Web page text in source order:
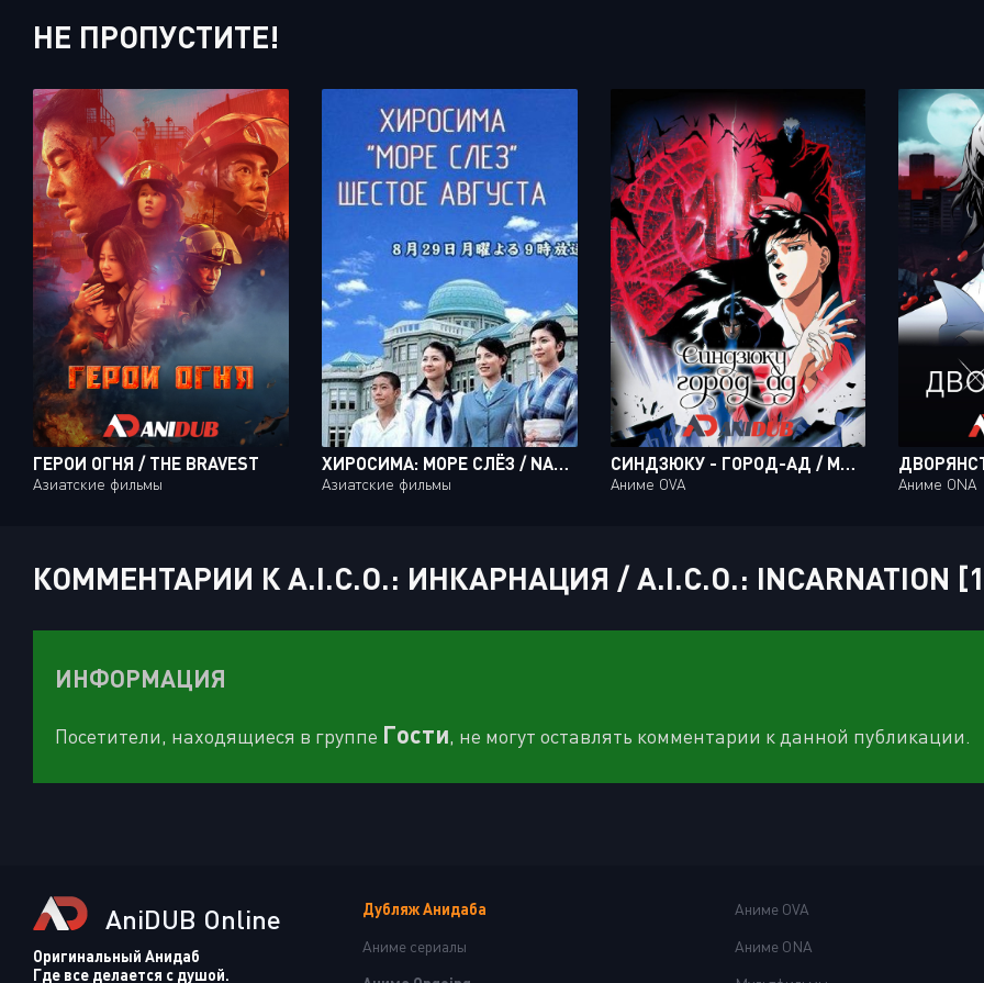
НЕ ПРОПУСТИТЕ!
ГЕРОИ ОГНЯ / THE BRAVEST
Азиатские фильмы
ХИРОСИМА: МОРЕ СЛЁЗ / NADA SOU SOU: PROJECT HIROSHIMA
Азиатские фильмы
СИНДЗЮКУ - ГОРОД-АД / MAKAI TOSHI SHINJUKU
Аниме OVA Аниме ONA
КОММЕНТАРИИ К A.I.C.O.: ИНКАРНАЦИЯ / A.I.C.O.: INCARNATION
ИНФОРМАЦИЯ
Посетители, находящиеся в группе Гости, не могут оставлять комментарии к данной публикации.
AniDUB Online
Оригинальный Анидаб
Где все делается с душой.
Дубляж Анидаба
Аниме сериалы
Аниме OVA
Аниме ONA